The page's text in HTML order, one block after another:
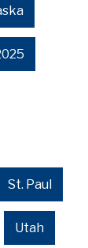
St. Paul
Utah